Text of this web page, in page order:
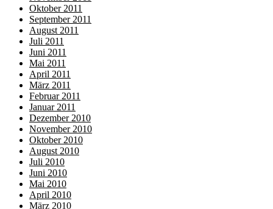
Oktober 2011
September 2011
August 2011
Juli 2011
Juni 2011
Mai 2011
April 2011
März 2011
Februar 2011
Januar 2011
Dezember 2010
November 2010
Oktober 2010
August 2010
Juli 2010
Juni 2010
Mai 2010
April 2010
März 2010